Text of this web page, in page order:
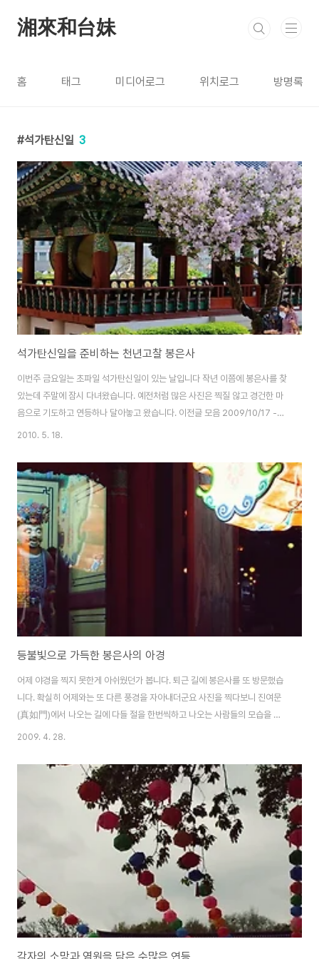
湘來和台妹
홈 태그 미디어로그 위치로그 방명록
석가탄신일 3
석가탄신일을 준비하는 천년고찰 봉은사
이번주 금요일는 초파일 석가탄신일이 있는 날입니다 작년 이쯤에 봉은사를 찾
았는데 주말에 잠시 다녀왔습니다. 예전처럼 많은 사진은 찍질 않고 경건한 마
음으로 기도하고 연등하나 달아놓고 왔습니다. 이전글 모음 2009/10/17 -
[照片] - 만물을 품고 있는 봉은사 부처 2009/04/28 - [照片] - 등불빛으
은 수많은 연등
2010. 5. 18.
등불빛으로 가득한 봉은사의 아경
어제 야경을 찍지 못한게 아쉬웠던가 봅니다. 퇴근 길에 봉은사를 또 방문했습
니다. 확실히 어제와는 또 다른 풍경을 자아내더군요 사진을 찍다보니 진여문
(真如門)에서 나오는 길에 다들 절을 한번씩하고 나오는 사람들의 모습을 볼
수 있었습니다. 사천왕 모습인데요. 조선후기 많은 사천왕상들 중에서 무서운
수호신장입니다. 진여문을 통과하여 법왕루사이에 있는 연등입니다. 법왕루는
대웅전과 마주하는 누각으로 밑에는 각종 행정 관련 사무실이 있구요. 위에는
대법회가 있을때 부족한 기도공간을 대신하는 역활을 한다고 합니다. 다른 측
면에서 다시 연등을 찍어봤습니다. 도심 속 빌딩 숲 안에 이렇게 큰 절이 있다는
게 독특하죠 퇴근길에 이렇게 아름다운 연..
2009. 4. 28.